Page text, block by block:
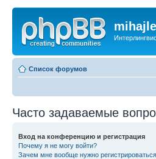
Список форумов
Часто задаваемые
Вход на конференцию и регистрация
Почему я не могу войти?
Зачем мне вообще нужно